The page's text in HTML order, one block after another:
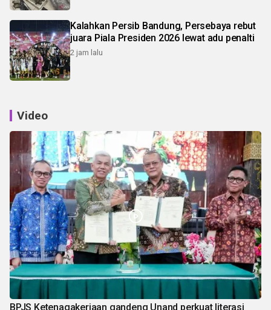
Kalahkan Persib Bandung, Persebaya rebut
juara Piala Presiden 2026 lewat adu penalti
2 jam lalu
Video
BPJS Ketenagakerjaan gandeng Unand perkuat literasi